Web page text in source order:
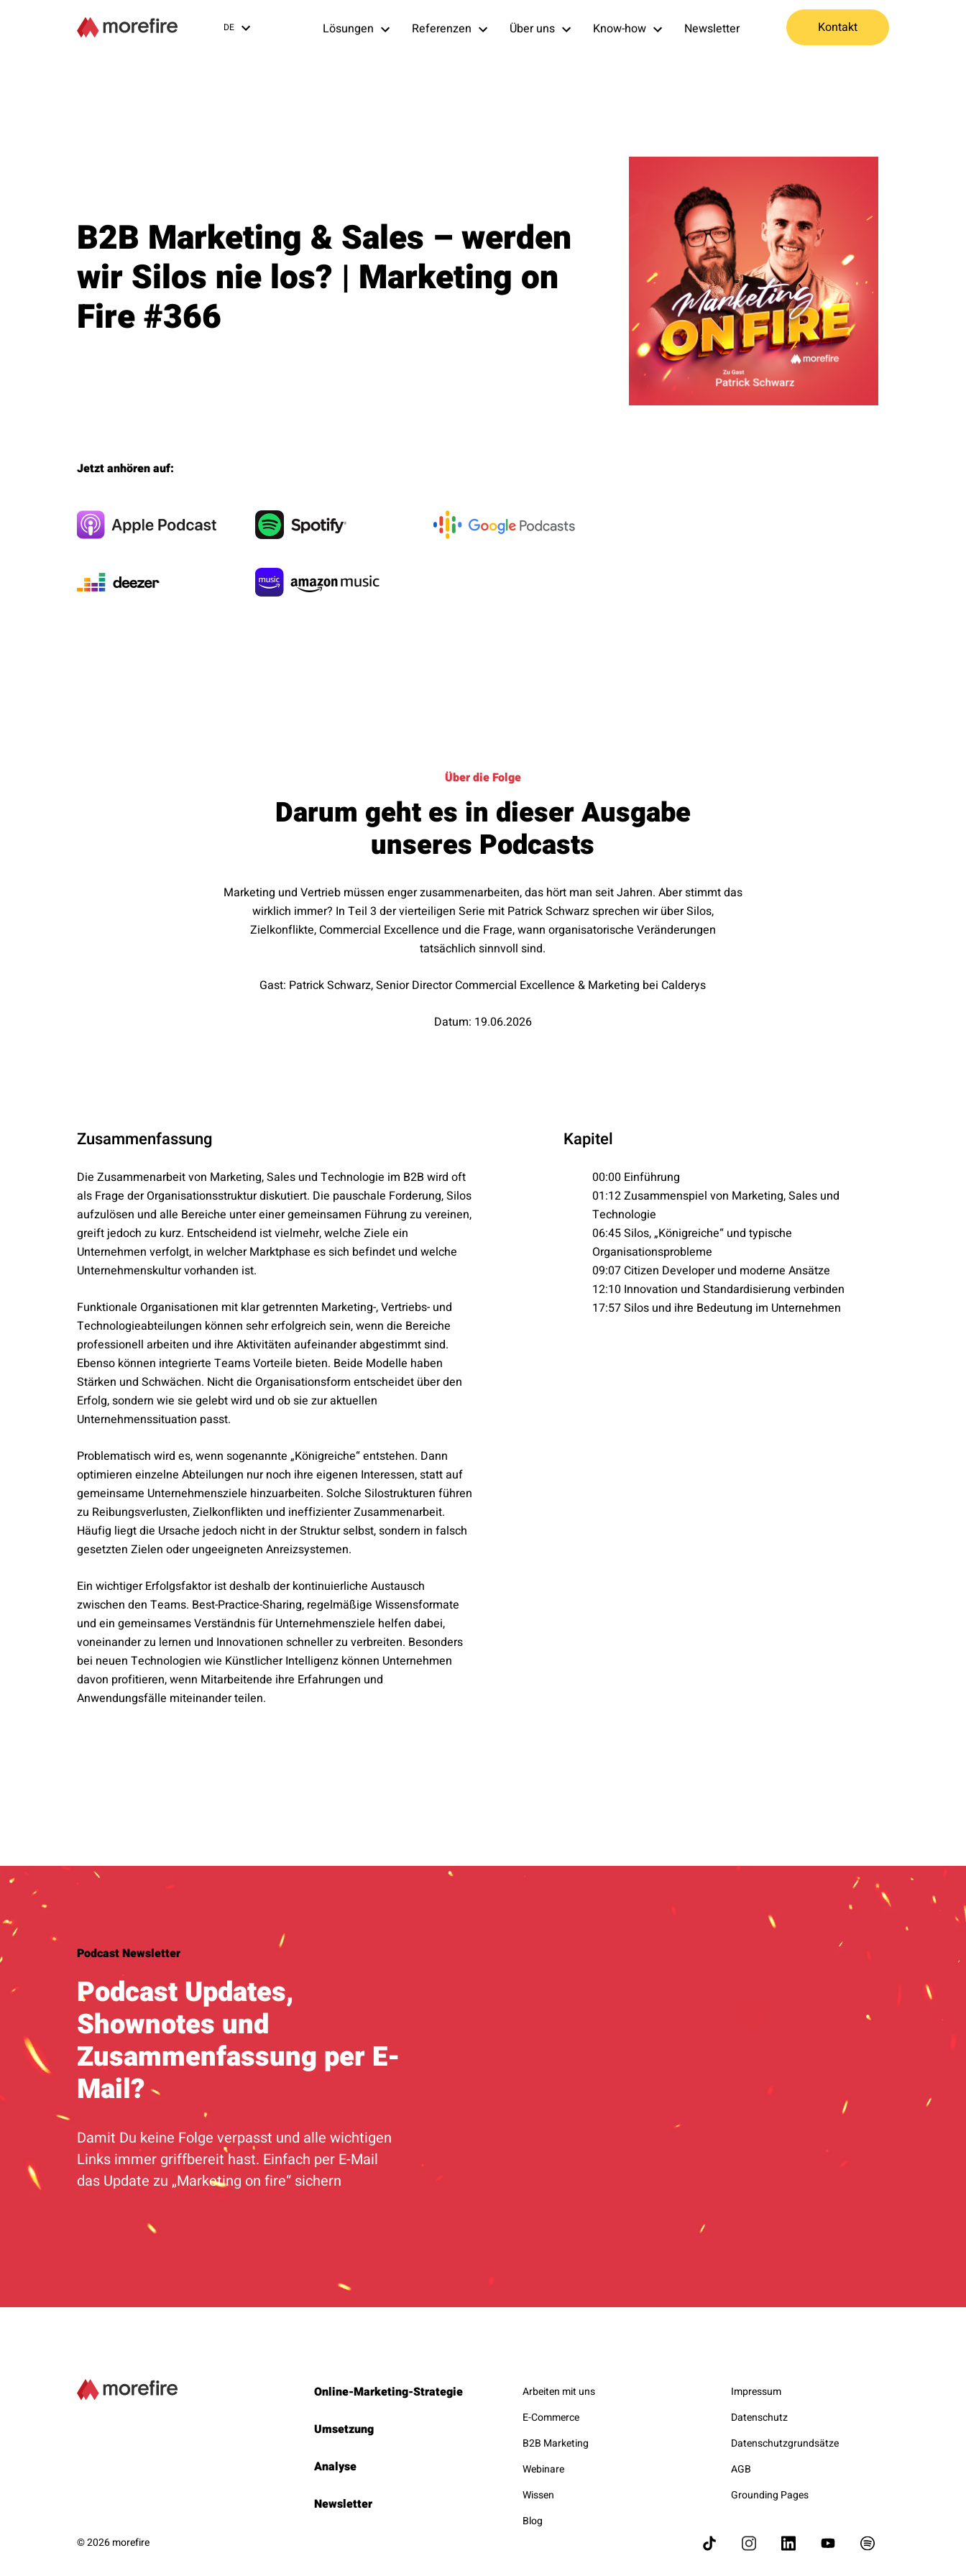
DE Lösungen Referenzen Über uns Know-how Newsletter Kontakt
B2B Marketing & Sales – werden
wir Silos nie los? | Marketing on
Fire #366
Jetzt anhören auf:
Über die Folge
Darum geht es in dieser Ausgabe
unseres Podcasts
Marketing und Vertrieb müssen enger zusammenarbeiten, das hört man seit Jahren. Aber stimmt das
wirklich immer? In Teil 3 der vierteiligen Serie mit Patrick Schwarz sprechen wir über Silos,
Zielkonflikte, Commercial Excellence und die Frage, wann organisatorische Veränderungen
tatsächlich sinnvoll sind.
Gast: Patrick Schwarz, Senior Director Commercial Excellence & Marketing bei Calderys
Datum: 19.06.2026
Zusammenfassung
Die Zusammenarbeit von Marketing, Sales und Technologie im B2B wird oft
als Frage der Organisationsstruktur diskutiert. Die pauschale Forderung, Silos
aufzulösen und alle Bereiche unter einer gemeinsamen Führung zu vereinen,
greift jedoch zu kurz. Entscheidend ist vielmehr, welche Ziele ein
Unternehmen verfolgt, in welcher Marktphase es sich befindet und welche
Unternehmenskultur vorhanden ist.
Funktionale Organisationen mit klar getrennten Marketing-, Vertriebs- und
Technologieabteilungen können sehr erfolgreich sein, wenn die Bereiche
professionell arbeiten und ihre Aktivitäten aufeinander abgestimmt sind.
Ebenso können integrierte Teams Vorteile bieten. Beide Modelle haben
Stärken und Schwächen. Nicht die Organisationsform entscheidet über den
Erfolg, sondern wie sie gelebt wird und ob sie zur aktuellen
Unternehmenssituation passt.
Problematisch wird es, wenn sogenannte „Königreiche“ entstehen. Dann
optimieren einzelne Abteilungen nur noch ihre eigenen Interessen, statt auf
gemeinsame Unternehmensziele hinzuarbeiten. Solche Silostrukturen führen
zu Reibungsverlusten, Zielkonflikten und ineffizienter Zusammenarbeit.
Häufig liegt die Ursache jedoch nicht in der Struktur selbst, sondern in falsch
gesetzten Zielen oder ungeeigneten Anreizsystemen.
Ein wichtiger Erfolgsfaktor ist deshalb der kontinuierliche Austausch
zwischen den Teams. Best-Practice-Sharing, regelmäßige Wissensformate
und ein gemeinsames Verständnis für Unternehmensziele helfen dabei,
voneinander zu lernen und Innovationen schneller zu verbreiten. Besonders
bei neuen Technologien wie Künstlicher Intelligenz können Unternehmen
davon profitieren, wenn Mitarbeitende ihre Erfahrungen und
Anwendungsfälle miteinander teilen.
Kapitel
00:00 Einführung
01:12 Zusammenspiel von Marketing, Sales und
Technologie
06:45 Silos, „Königreiche“ und typische
Organisationsprobleme
09:07 Citizen Developer und moderne Ansätze
12:10 Innovation und Standardisierung verbinden
17:57 Silos und ihre Bedeutung im Unternehmen
Podcast Newsletter
Podcast Updates,
Shownotes und
Zusammenfassung per E-
Mail?
Damit Du keine Folge verpasst und alle wichtigen
Links immer griffbereit hast. Einfach per E-Mail
das Update zu „Marketing on fire“ sichern
© 2026 morefire
Online-Marketing-Strategie
Umsetzung
Analyse
Newsletter
Arbeiten mit uns
E-Commerce
B2B Marketing
Webinare
Wissen
Blog
Impressum
Datenschutz
Datenschutzgrundsätze
AGB
Grounding Pages